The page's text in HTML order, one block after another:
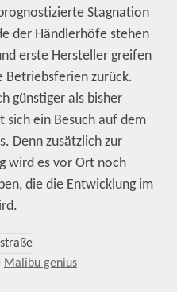
Stagnation
der Händlerhöfe stehen
erste Hersteller greifen
Betriebsferien zurück.
günstiger als bisher
sich ein Besuch auf dem
Denn zusätzlich zur
wird es vor Ort noch
die die Entwicklung im
Malibu genius